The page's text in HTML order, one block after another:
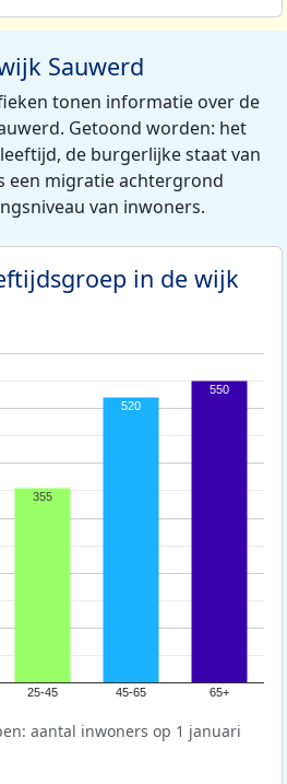
Sauwerd
tonen informatie over de
Getoond worden: het
de burgerlijke staat van
een migratie achtergrond
van inwoners.
in de wijk
25-45 45-65 65+
355
520
550
aantal inwoners op 1 januari